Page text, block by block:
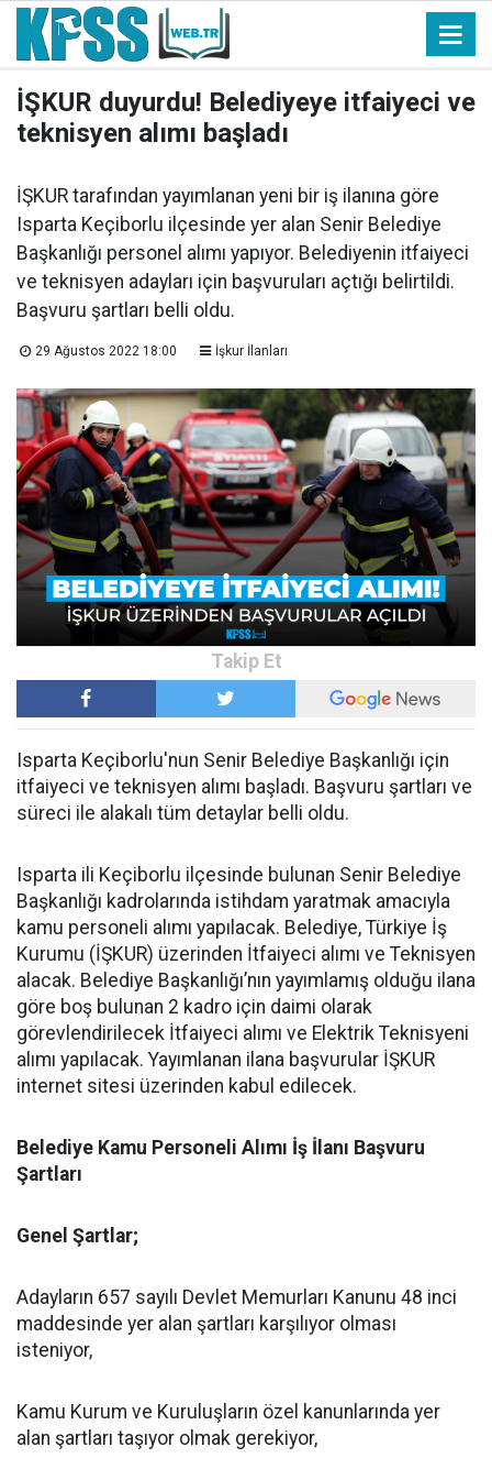
İŞKUR duyurdu! Belediyeye itfaiyeci ve
teknisyen alımı başladı
İŞKUR tarafından yayımlanan yeni bir iş ilanına göre
Isparta Keçiborlu ilçesinde yer alan Senir Belediye
Başkanlığı personel alımı yapıyor. Belediyenin itfaiyeci
ve teknisyen adayları için başvuruları açtığı belirtildi.
Başvuru şartları belli oldu.
29 Ağustos 2022 18:00 İşkur İlanları
Isparta Keçiborlu'nun Senir Belediye Başkanlığı için
itfaiyeci ve teknisyen alımı başladı. Başvuru şartları ve
süreci ile alakalı tüm detaylar belli oldu.
Isparta ili Keçiborlu ilçesinde bulunan Senir Belediye
Başkanlığı kadrolarında istihdam yaratmak amacıyla
kamu personeli alımı yapılacak. Belediye, Türkiye İş
Kurumu (İŞKUR) üzerinden İtfaiyeci alımı ve Teknisyen
alacak. Belediye Başkanlığı’nın yayımlamış olduğu ilana
göre boş bulunan 2 kadro için daimi olarak
görevlendirilecek İtfaiyeci alımı ve Elektrik Teknisyeni
alımı yapılacak. Yayımlanan ilana başvurular İŞKUR
internet sitesi üzerinden kabul edilecek.
Belediye Kamu Personeli Alımı İş İlanı Başvuru
Şartları
Genel Şartlar;
Adayların 657 sayılı Devlet Memurları Kanunu 48 inci
maddesinde yer alan şartları karşılıyor olması
isteniyor,
Kamu Kurum ve Kuruluşların özel kanunlarında yer
alan şartları taşıyor olmak gerekiyor,